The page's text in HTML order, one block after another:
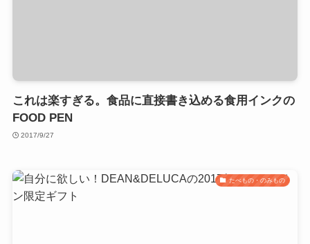
これは楽すぎる。食品に直接書き込める食用インクの
FOOD PEN
2017/9/27
たべもの・のみもの